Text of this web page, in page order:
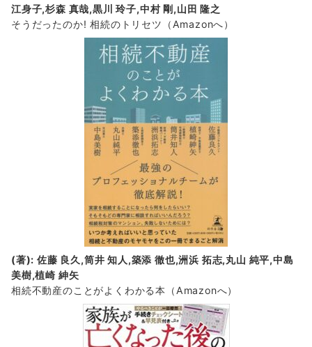
江身子,杉森 真哉,黒川 玲子,中村 剛,山田 隆之
そうだったのか! 相続のトリセツ
（Amazonへ）
(著): 佐藤 良久,筒井 知人,築添 徹也,洲浜 拓志,丸山 純平,中島
美樹,植崎 紳矢
相続不動産のことがよくわかる本（Amazonへ）